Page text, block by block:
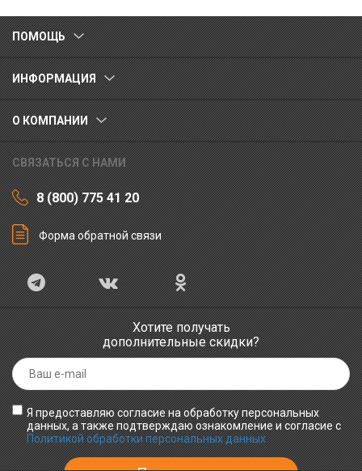
ПОМОЩЬ
ИНФОРМАЦИЯ
О КОМПАНИИ
СВЯЗАТЬСЯ С НАМИ
8 (800) 775 41 20
Форма обратной связи
Хотите получать
дополнительные скидки?
Я предоставляю согласие на обработку персональных
данных, а также подтверждаю ознакомление и согласие с
Политикой обработки персональных данных